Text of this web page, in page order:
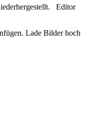
Editor
Lade Bilder hoch